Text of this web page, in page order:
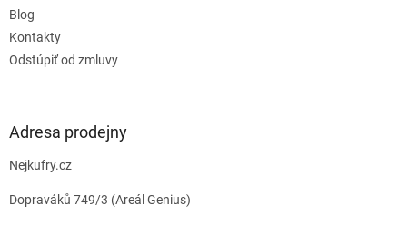
Blog
Kontakty
Odstúpiť od zmluvy
Adresa prodejny
Nejkufry.cz
Dopraváků 749/3 (Areál Genius)